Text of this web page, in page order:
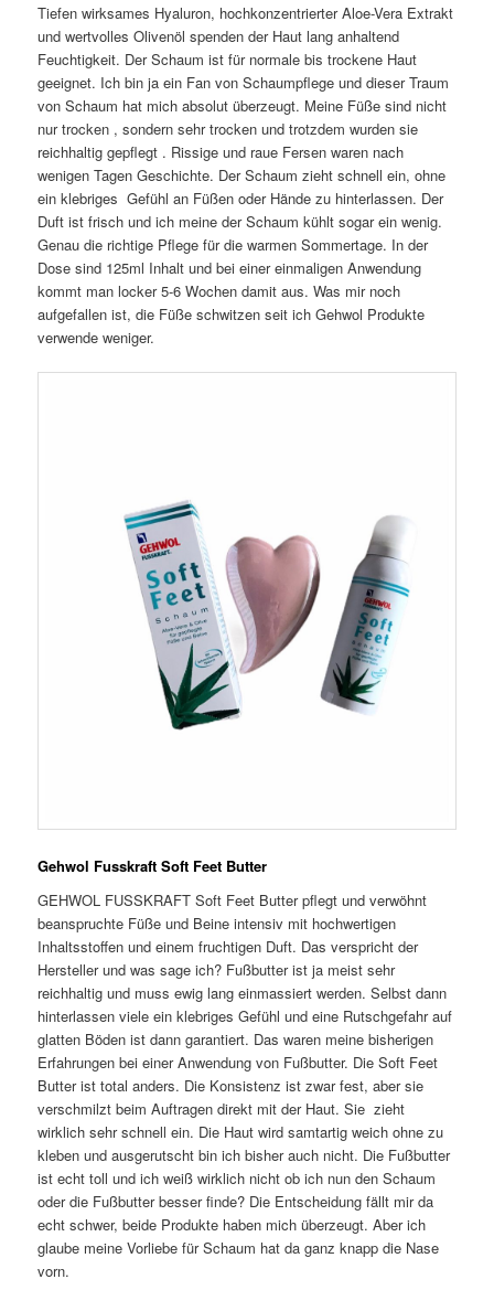
Tiefen wirksames Hyaluron, hochkonzentrierter Aloe-Vera Extrakt
und wertvolles Olivenöl spenden der Haut lang anhaltend
Feuchtigkeit. Der Schaum ist für normale bis trockene Haut
geeignet. Ich bin ja ein Fan von Schaumpflege und dieser Traum
von Schaum hat mich absolut überzeugt. Meine Füße sind nicht
nur trocken , sondern sehr trocken und trotzdem wurden sie
reichhaltig gepflegt . Rissige und raue Fersen waren nach
wenigen Tagen Geschichte. Der Schaum zieht schnell ein, ohne
ein klebriges Gefühl an Füßen oder Hände zu hinterlassen. Der
Duft ist frisch und ich meine der Schaum kühlt sogar ein wenig.
Genau die richtige Pflege für die warmen Sommertage. In der
Dose sind 125ml Inhalt und bei einer einmaligen Anwendung
kommt man locker 5-6 Wochen damit aus. Was mir noch
aufgefallen ist, die Füße schwitzen seit ich Gehwol Produkte
verwende weniger.
Gehwol Fusskraft Soft Feet Butter
GEHWOL FUSSKRAFT Soft Feet Butter pflegt und verwöhnt
beanspruchte Füße und Beine intensiv mit hochwertigen
Inhaltsstoffen und einem fruchtigen Duft. Das verspricht der
Hersteller und was sage ich? Fußbutter ist ja meist sehr
reichhaltig und muss ewig lang einmassiert werden. Selbst dann
hinterlassen viele ein klebriges Gefühl und eine Rutschgefahr auf
glatten Böden ist dann garantiert. Das waren meine bisherigen
Erfahrungen bei einer Anwendung von Fußbutter. Die Soft Feet
Butter ist total anders. Die Konsistenz ist zwar fest, aber sie
verschmilzt beim Auftragen direkt mit der Haut. Sie zieht
wirklich sehr schnell ein. Die Haut wird samtartig weich ohne zu
kleben und ausgerutscht bin ich bisher auch nicht. Die Fußbutter
ist echt toll und ich weiß wirklich nicht ob ich nun den Schaum
oder die Fußbutter besser finde? Die Entscheidung fällt mir da
echt schwer, beide Produkte haben mich überzeugt. Aber ich
glaube meine Vorliebe für Schaum hat da ganz knapp die Nase
vorn.